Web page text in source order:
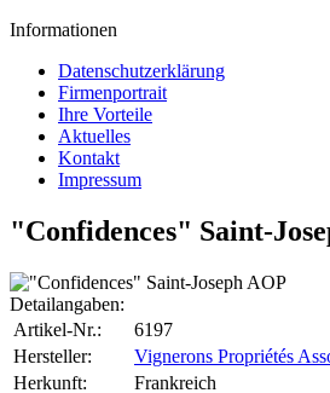
Informationen
Datenschutzerklärung
Firmenportrait
Ihre Vorteile
Aktuelles
Kontakt
Impressum
"Confidences" Saint-
Detailangaben:
Artikel-Nr.:
6197
Hersteller:
Vignerons Propriétés
Herkunft:
Frankreich